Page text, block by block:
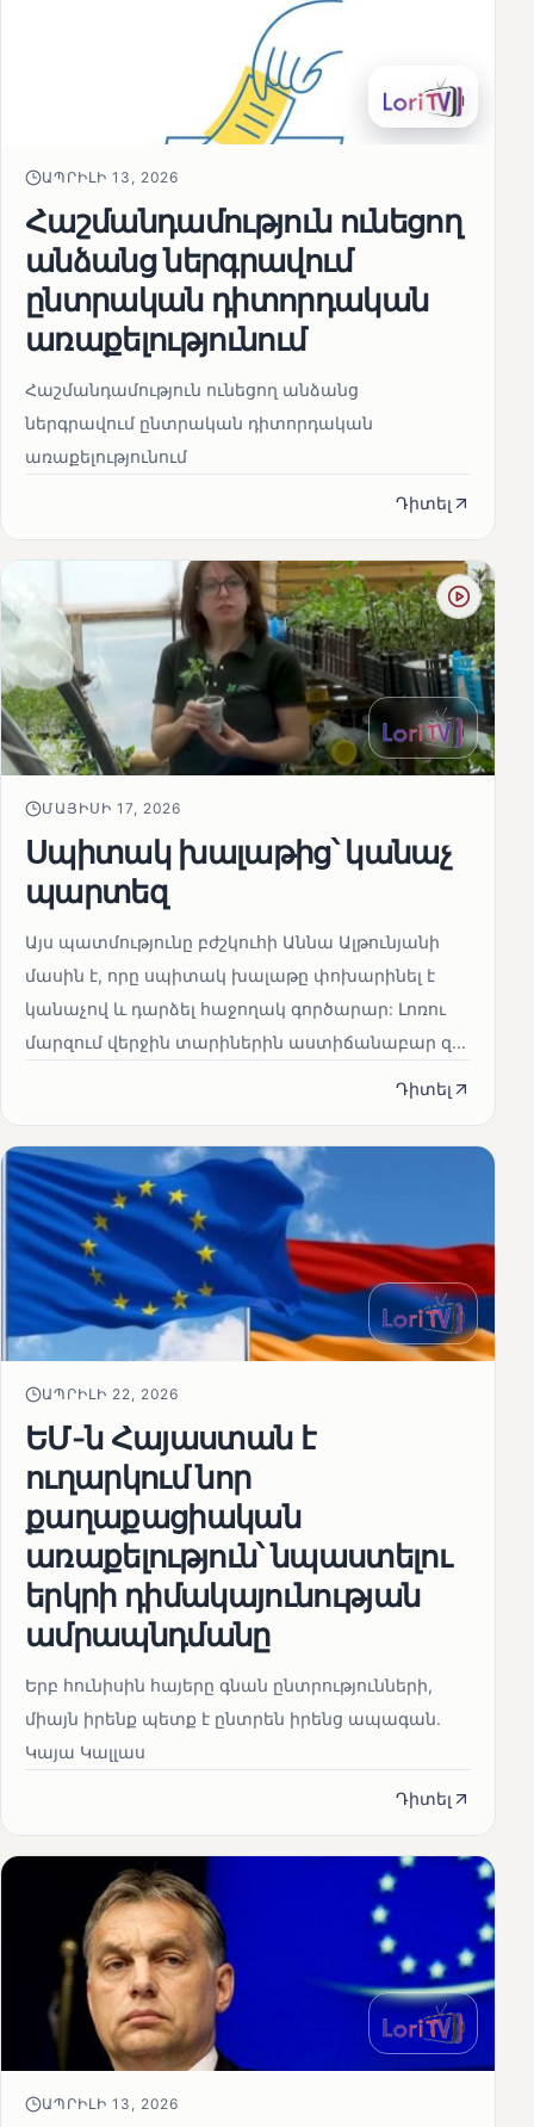
ԱՊՐԻԼԻ 13, 2026
Հաշմանդամություն ունեցող
անձանց ներգրավում
ընտրական դիտորդական
առաքելությունում
Հաշմանդամություն ունեցող անձանց
ներգրավում ընտրական դիտորդական
առաքելությունում
Դիտել
ՄԱՅԻՍԻ 17, 2026
Սպիտակ խալաթից՝ կանաչ
պարտեզ
Այս պատմությունը բժշկուհի Աննա Ալթունյանի
մասին է, որը սպիտակ խալաթը փոխարինել է
կանաչով և դարձել հաջողակ գործարար: Լոռու
մարզում վերջին տարիներին աստիճանաբար զ...
Դիտել
ԱՊՐԻԼԻ 22, 2026
ԵՄ-ն Հայաստան է
ուղարկում նոր
քաղաքացիական
առաքելություն՝ նպաստելու
երկրի դիմակայունության
ամրապնդմանը
Երբ հունիսին հայերը գնան ընտրությունների,
միայն իրենք պետք է ընտրեն իրենց ապագան.
Կայա Կալլաս
Դիտել
ԱՊՐԻԼԻ 13, 2026